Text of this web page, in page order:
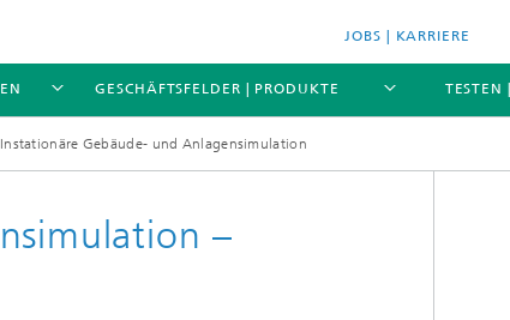
JOBS | KARRIERE
GESCHÄFTSFELDER | PRODUKTE TESTEN
Instationäre Gebäude- und Anlagensimulation
–